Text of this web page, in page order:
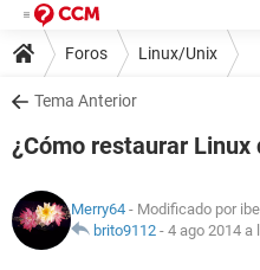
Foros Linux/Unix
Tema Anterior
¿Cómo restaurar
Merry64 - Modificado por
brito9112 - 4 ago 2014 a